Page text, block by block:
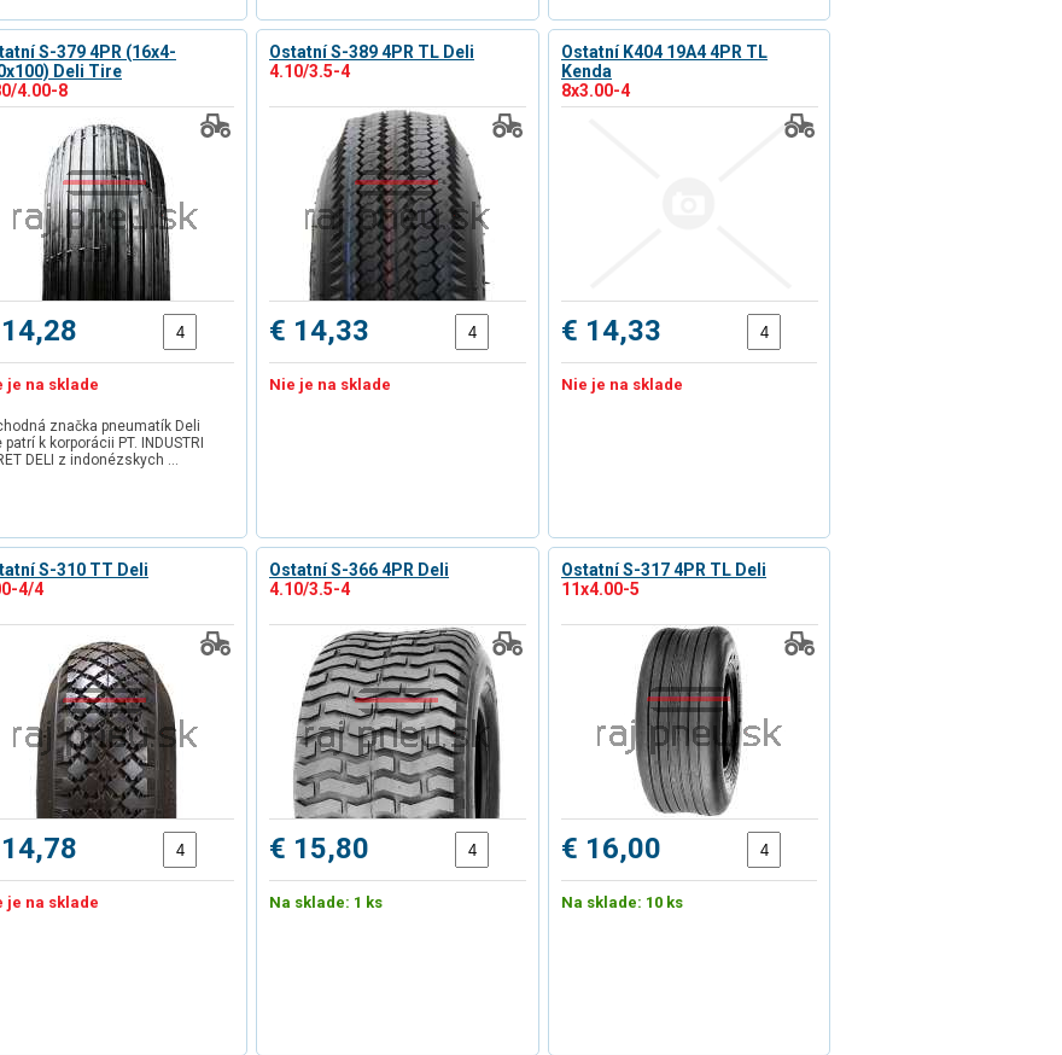
S-379 4PR (16x4-
Deli Tire
4.00-8
je na sklade
značka pneumatík Deli
patrí k korporácii PT. INDUSTRI
DELI z indonézskych …
Ostatní S-389 4PR TL Deli
4.10/3.5-4
€ 14,33
Nie je na sklade
Ostatní K404 19A4 4PR TL
Kenda
8x3.00-4
€ 14,33
Nie je na sklade
S-310 TT Deli
4/4
je na sklade
Ostatní S-366 4PR Deli
4.10/3.5-4
€ 15,80
Na sklade: 1 ks
Ostatní S-317 4PR TL Deli
11x4.00-5
€ 16,00
Na sklade: 10 ks